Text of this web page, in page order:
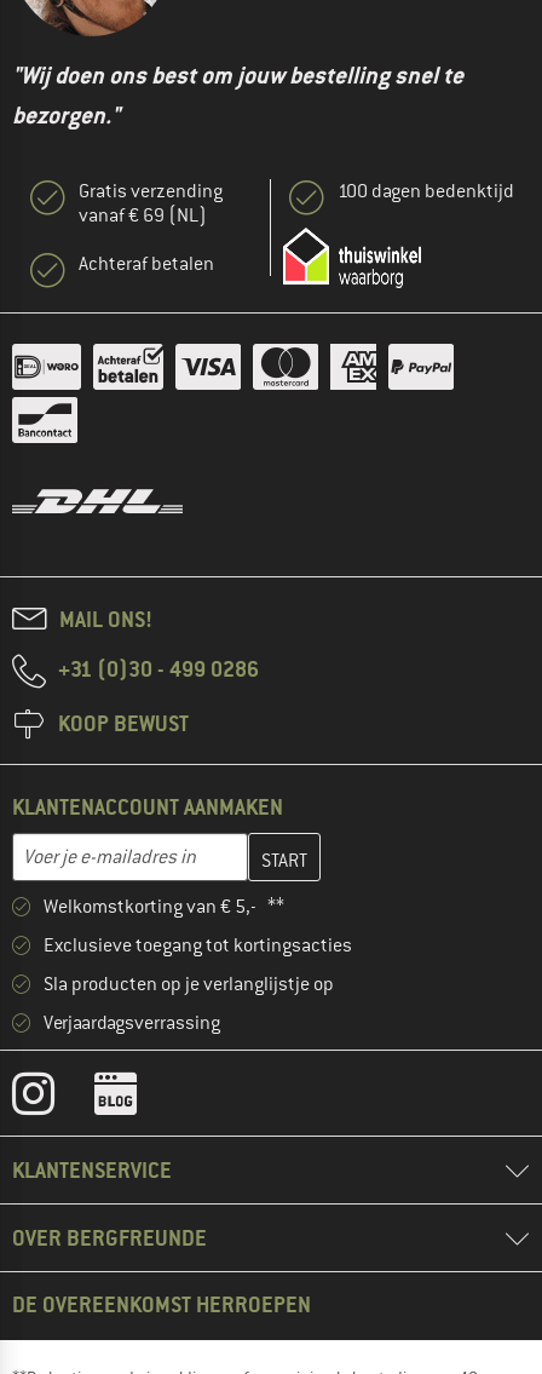
"Wij doen ons best om jouw bestelling snel te
bezorgen."
Gratis verzending
vanaf € 69 (NL)
Achteraf betalen
100 dagen bedenktijd
MAIL ONS!
+31 (0)30 - 499 0286
KOOP BEWUST
KLANTENACCOUNT AANMAKEN
E-mailadres
Vul je e-mailadres hier in en maak in de volgende stap je
Welkomstkorting van € 5,- **
Exclusieve toegang tot kortingsacties
Sla producten op je verlanglijstje op
Verjaardagsverrassing
KLANTENSERVICE
OVER BERGFREUNDE
DE OVEREENKOMST HERROEPEN